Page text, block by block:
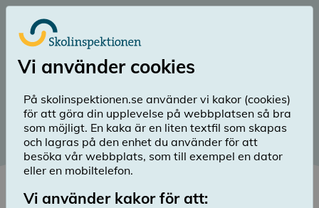
Till huvudinnehåll
searchSök
Diarienummer 2022:583
Publicerad 4 oktober 2023
Grundskolor i kommuner
med låg utbildningsnivå
Vi använder cookies
På skolinspektionen.se använder vi kakor (cookies)
för att göra din upplevelse på webbplatsen så bra
som möjligt. En kaka är en liten textfil som skapas
och lagras på den enhet du använder för att
besöka vår webbplats, som till exempel en dator
eller en mobiltelefon.
Vi använder kakor för att: